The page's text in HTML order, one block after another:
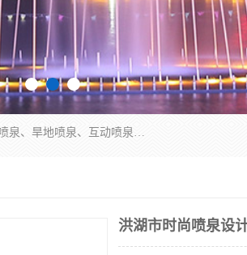
湖北奇通瑞科技有限公司（penquan.cn.b2b168.com）业务范围涵盖：音乐喷泉、旱地喷泉、互动喷泉、喷泉设计及灯光水秀等各类水景工程，广泛应用于公园、城市广场、商业综合体、旅游景区、住宅社区等领域。
洪湖市时尚喷泉设